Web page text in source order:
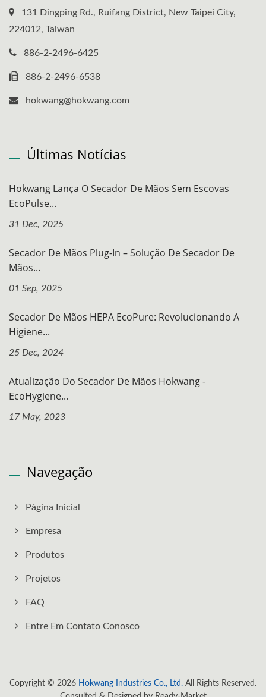
131 Dingping Rd., Ruifang District, New Taipei City,
224012, Taiwan
886-2-2496-6425
886-2-2496-6538
hokwang@hokwang.com
Últimas Notícias
Hokwang Lança O Secador De Mãos Sem Escovas
EcoPulse...
31 Dec, 2025
Secador De Mãos Plug-In – Solução De Secador De
Mãos...
01 Sep, 2025
Secador De Mãos HEPA EcoPure: Revolucionando A
Higiene...
25 Dec, 2024
Atualização Do Secador De Mãos Hokwang -
EcoHygiene...
17 May, 2023
Navegação
Página Inicial
Empresa
Produtos
Projetos
FAQ
Entre Em Contato Conosco
Copyright © 2026 Hokwang Industries Co., Ltd. All Rights Reserved.